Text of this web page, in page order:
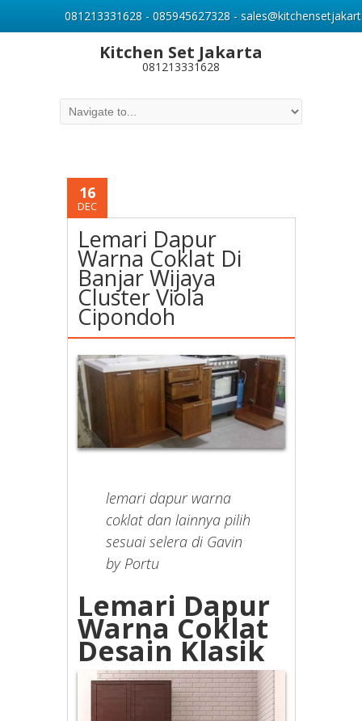
Kitchen Set Jakarta
081213331628
16
DEC
Lemari Dapur
Warna Coklat Di
Banjar Wijaya
Cluster Viola
Cipondoh
lemari dapur warna
coklat dan lainnya pilih
sesuai selera di Gavin
by Portu
Lemari Dapur
Warna Coklat
Desain Klasik
081213331628 - 085945627328 -